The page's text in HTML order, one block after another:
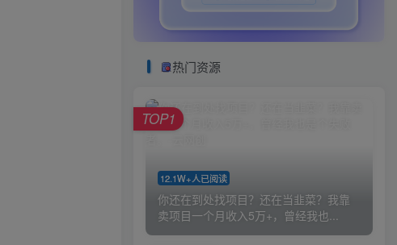
热门资源
12.1W+人已阅读
你还在到处找项目？还在当韭菜？我靠
卖项目一个月收入5万+，曾经我也...
TOP1